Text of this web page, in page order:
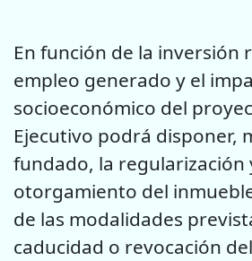
En función de la inversión
empleo generado y el
socioeconómico del
Ejecutivo podrá disponer,
fundado, la regularización
otorgamiento del
de las modalidades
caducidad o revocación